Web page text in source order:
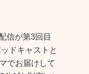
信が第3回目
ドキャストと
でお届けして